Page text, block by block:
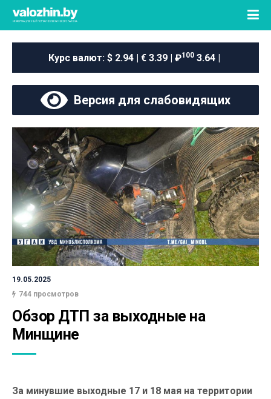
Курс валют: $ 2.94 | € 3.39 | ₽100 3.64 |
Версия для слабовидящих
19.05.2025
744 просмотров
Обзор ДТП за выходные на
Минщине
За минувшие выходные 17 и 18 мая на территории